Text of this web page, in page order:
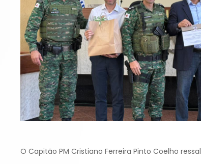
O Capitão PM Cristiano Ferreira Pinto Coelho